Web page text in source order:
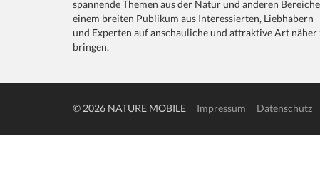
spannende Themen aus der Natur und anderen
einem breiten Publikum aus Interessierten, Liebhabern
und Experten auf anschauliche und attraktive Art näher
bringen.
© 2026 NATURE MOBILE Impressum Datenschutz